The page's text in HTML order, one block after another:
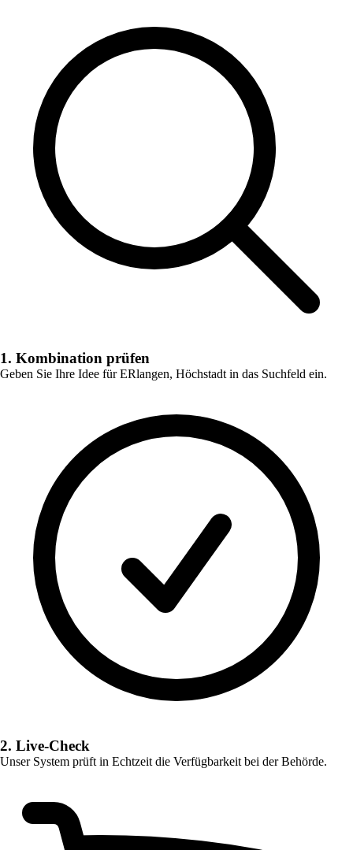
1. Kombination prüfen
Geben Sie Ihre Idee fürERlangen, Höchstadt in das Suchfeld ein.
2. Live-Check
Unser System prüft in Echtzeit die Verfügbarkeit bei der Behörde.